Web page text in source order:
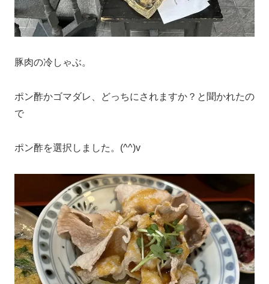
豚肉の冷しゃぶ。
ポン酢かゴマダレ、どっちにされますか？と聞かれたの
で
ポン酢を選択しました。(^^)v